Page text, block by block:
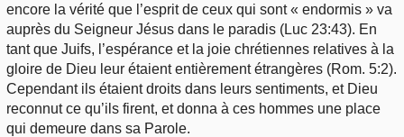
encore la vérité que l’esprit de ceux qui sont « endormis » va
auprès du Seigneur Jésus dans le paradis (Luc 23:43). En
tant que Juifs, l’espérance et la joie chrétiennes relatives à la
gloire de Dieu leur étaient entièrement étrangères (Rom. 5:2).
Cependant ils étaient droits dans leurs sentiments, et Dieu
reconnut ce qu’ils firent, et donna à ces hommes une place
qui demeure dans sa Parole.